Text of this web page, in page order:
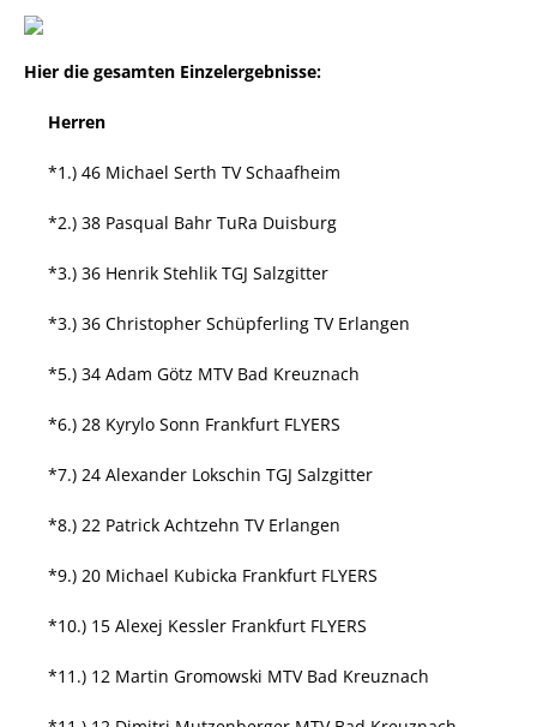
Hier die gesamten Einzelergebnisse:
Herren
*1.) 46 Michael Serth TV Schaafheim
*2.) 38 Pasqual Bahr TuRa Duisburg
*3.) 36 Henrik Stehlik TGJ Salzgitter
*3.) 36 Christopher Schüpferling TV Erlangen
*5.) 34 Adam Götz MTV Bad Kreuznach
*6.) 28 Kyrylo Sonn Frankfurt FLYERS
*7.) 24 Alexander Lokschin TGJ Salzgitter
*8.) 22 Patrick Achtzehn TV Erlangen
*9.) 20 Michael Kubicka Frankfurt FLYERS
*10.) 15 Alexej Kessler Frankfurt FLYERS
*11.) 12 Martin Gromowski MTV Bad Kreuznach